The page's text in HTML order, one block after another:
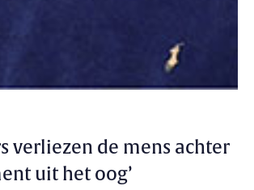
verliezen de mens achter
uit het oog’